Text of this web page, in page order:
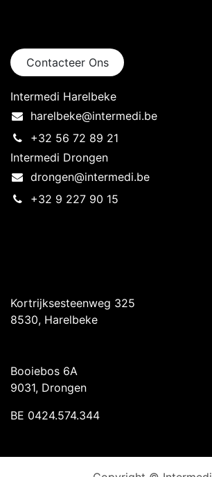
Contacteer Ons
Intermedi Harelbeke
harelbeke@intermedi.be
+32 56 72 89 21
Intermedi Drongen
drongen@intermedi.be
+32 9 227 90 15
Kortrijksesteenweg 325
8530, Harelbeke
Booiebos 6A
9031, Drongen
BE 0424.574.344